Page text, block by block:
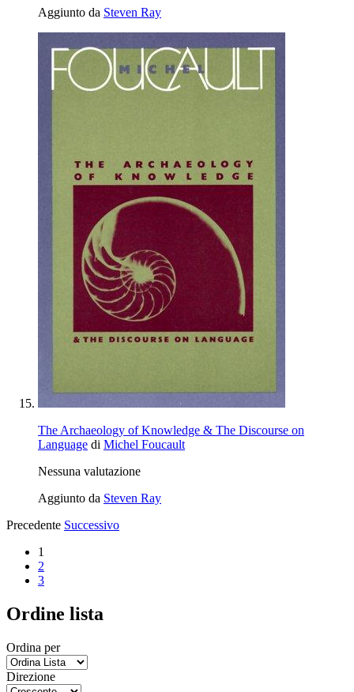
Aggiunto da Steven Ray
The Archaeology of Knowledge & The Discourse on
Language di Michel Foucault
Nessuna valutazione
Aggiunto da Steven Ray
Precedente Successivo
1
2
3
Ordine lista
Ordina per
Direzione